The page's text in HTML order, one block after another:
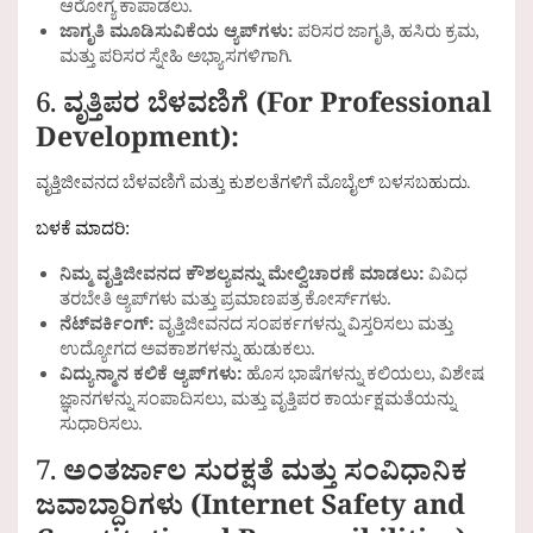
ಆರೋಗ್ಯ ಕಾಪಾಡಲು.
ಜಾಗೃತಿ ಮೂಡಿಸುವಿಕೆಯ ಆ್ಯಪ್‌ಗಳು:ಪರಿಸರ ಜಾಗೃತಿ, ಹಸಿರು ಕ್ರಮ,
ಮತ್ತು ಪರಿಸರ ಸ್ನೇಹಿ ಅಭ್ಯಾಸಗಳಿಗಾಗಿ.
6.ವೃತ್ತಿಪರ ಬೆಳವಣಿಗೆ (For Professional
Development):
ವೃತ್ತಿಜೀವನದ ಬೆಳವಣಿಗೆ ಮತ್ತು ಕುಶಲತೆಗಳಿಗೆ ಮೊಬೈಲ್ ಬಳಸಬಹುದು.
ಬಳಕೆ ಮಾದರಿ:
ನಿಮ್ಮ ವೃತ್ತಿಜೀವನದ ಕೌಶಲ್ಯವನ್ನು ಮೇಲ್ವಿಚಾರಣೆ ಮಾಡಲು:ವಿವಿಧ
ತರಬೇತಿ ಆ್ಯಪ್‌ಗಳು ಮತ್ತು ಪ್ರಮಾಣಪತ್ರ ಕೋರ್ಸ್‌ಗಳು.
ನೆಟ್‌ವರ್ಕಿಂಗ್:ವೃತ್ತಿಜೀವನದ ಸಂಪರ್ಕಗಳನ್ನು ವಿಸ್ತರಿಸಲು ಮತ್ತು
ಉದ್ಯೋಗದ ಅವಕಾಶಗಳನ್ನು ಹುಡುಕಲು.
ವಿದ್ಯುನ್ಮಾನ ಕಲಿಕೆ ಆ್ಯಪ್‌ಗಳು:ಹೊಸ ಭಾಷೆಗಳನ್ನು ಕಲಿಯಲು, ವಿಶೇಷ
ಜ್ಞಾನಗಳನ್ನು ಸಂಪಾದಿಸಲು, ಮತ್ತು ವೃತ್ತಿಪರ ಕಾರ್ಯಕ್ಷಮತೆಯನ್ನು
ಸುಧಾರಿಸಲು.
7.ಅಂತರ್ಜಾಲ ಸುರಕ್ಷತೆ ಮತ್ತು ಸಂವಿಧಾನಿಕ
ಜವಾಬ್ದಾರಿಗಳು (Internet Safety and